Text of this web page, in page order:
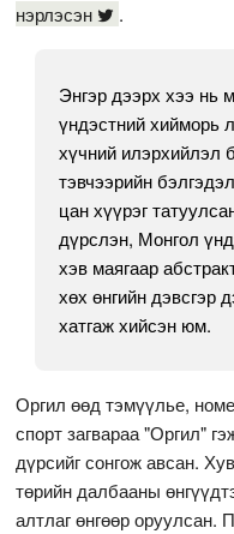
нэрлэсэн
.
Энгэр дээрх хээ нь
үндэстний хийморь
хүчний илэрхийлэл
тэвчээрийн
цан хүүрэг
дүрслэн, Монгол
хэв маягаар
хөх өнгийн дэвсгэр
хатгаж хийсэн юм.
Оргил өөд тэмүүлье,
спорт загвараа "Оргил"
дүрсийг сонгож авсан.
төрийн далбааны
алтлаг өнгөөр оруулсан.